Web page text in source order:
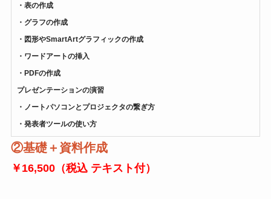
・表の作成
・グラフの作成
・図形やSmartArtグラフィックの作成
・ワードアートの挿入
・PDFの作成
プレゼンテーションの演習
・ノートパソコンとプロジェクタの繋ぎ方
・発表者ツールの使い方
②基礎＋資料作成
￥16,500（税込 テキスト付）